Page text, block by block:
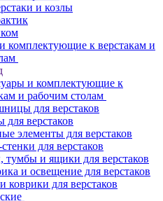
и козлы
комплектующие к верстакам и
и комплектующие к
и рабочим столам
для верстаков
для верстаков
элементы для верстаков
для верстаков
и ящики для верстаков
и освещение для верстаков
коврики для верстаков